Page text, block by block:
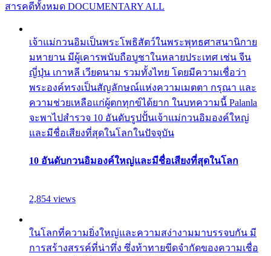
สารคดีทั้งหมด DOCUMENTARY ALL
เจ้าแม่กวนอิมเป็นพระโพธิสัตว์ในพระพุทธศาสนานิกาย
มหายาน มีผู้เคารพนับถือบูชาในหลายประเทศ เช่น จีน
ญี่ปุ่น เกาหลี เวียดนาม รวมทั้งไทย โดยมีความเชื่อว่า
พระองค์ทรงเป็นสัญลักษณ์แห่งความเมตตา กรุณา และ
ความช่วยเหลือแก่ผู้ตกทุกข์ได้ยาก ในบทความนี้ Palanla
จะพาไปสำรวจ 10 อันดับรูปปั้นเจ้าแม่กวนอิมองค์ใหญ่
และมีชื่อเสียงที่สุดในโลกในปัจจุบัน
10 อันดับกวนอิมองค์ใหญ่และมีชื่อเสียงที่สุดในโลก
2,854 views
ในโลกที่ความยิ่งใหญ่และความสง่างามมาบรรจบกัน มี
การสร้างสรรค์ที่น่าทึ่ง ซึ่งท้าทายขีดจำกัดของความเชื่อ